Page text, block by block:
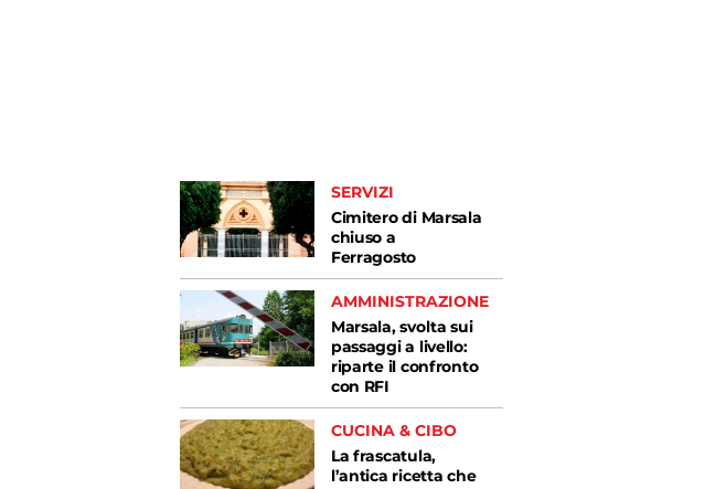
SERVIZI
Cimitero di Marsala
chiuso a
Ferragosto
AMMINISTRAZIONE
Marsala, svolta sui
passaggi a livello:
riparte il confronto
con RFI
CUCINA & CIBO
La frascatula,
l’antica ricetta che